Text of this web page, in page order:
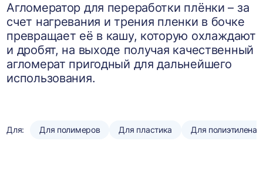
Агломератор для переработки плёнки – за
счет нагревания и трения пленки в бочке
превращает её в кашу, которую охлаждают
и дробят, на выходе получая качественный
агломерат пригодный для дальнейшего
использования.
Для: Для полимеров Для пластика Для полиэтилена